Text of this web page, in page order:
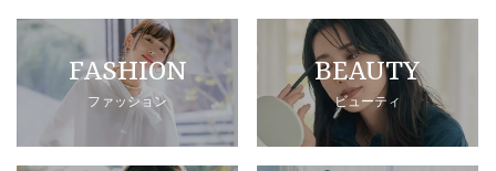
FASHION
ファッション
BEAUTY
ビューティ